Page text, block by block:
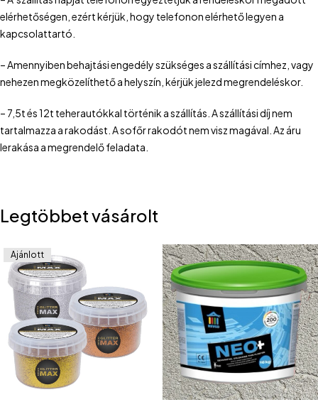
elérhetőségen, ezért kérjük, hogy telefonon elérhető legyen a
kapcsolattartó.
– Amennyiben behajtási engedély szükséges a szállítási címhez, vagy
nehezen megközelíthető a helyszín, kérjük jelezd megrendeléskor.
– 7,5t és 12t teherautókkal történik a szállítás. A szállítási díj nem
tartalmazza a rakodást. A sofőr rakodót nem visz magával. Az áru
lerakása a megrendelő feladata.
Legtöbbet vásárolt
Ajánlott